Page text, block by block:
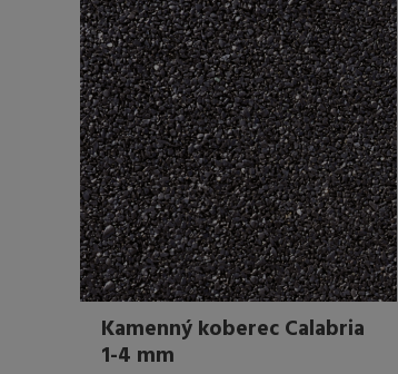
Možnosti
lze
vybrat
na
stránce
produktu
Kamenný koberec Calabria
1-4 mm